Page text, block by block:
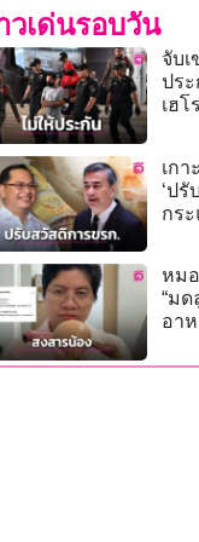
วเด่นรอบวัน
จับ
ปร
เฮโ
เกา
‘ปรั
กร
หม
“มด
อา